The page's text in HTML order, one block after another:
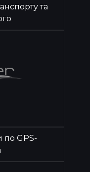
та
по GPS-